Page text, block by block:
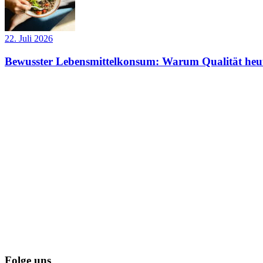
22. Juli 2026
Bewusster Lebensmittelkonsum: Warum Qualität